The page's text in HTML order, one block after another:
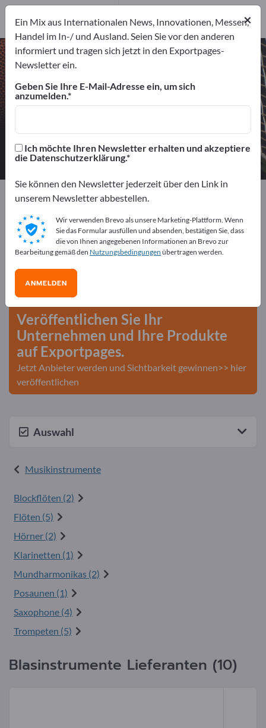
Blasinstrumente – Hersteller und
Anbieter Hersteller
3
Hersteller7
Distributoren3
Exportpages Sport & Freizeit
Kostenlos inserieren auf
Exportpages!
Bedarfe – Angebote – Gebrauchtwaren –
Veröffentlichen Sie Ihr
Unternehmen und Ihre Produkte
auf Exportpages.
Jetzt Anbieter werden und Sichtbarkeit gewinnen>> hier
veröffentlichen
Auswahl
Musikinstrumente
Blockflöten (2)
Flöten (5)
Hörner (2)
Klarinetten (1)
Mundharmonikas (2)
Posaunen (1)
Saxophone (4)
Trompeten (5)
Blasinstrumente Lieferanten (10)
×
Ein Mix aus Internationalen News, Innovationen, Messen,
Handel im In-/ und Ausland. Seien Sie vor den anderen
informiert und tragen sich jetzt in den Exportpages-
Newsletter ein.
Geben Sie Ihre E-Mail-Adresse ein, um sich
anzumelden.
Ich möchte Ihren Newsletter erhalten und akzeptiere
die Datenschutzerklärung.
Sie können den Newsletter jederzeit über den Link in
unserem Newsletter abbestellen.
Wir verwenden Brevo als unsere Marketing-Plattform. Wenn
Sie das Formular ausfüllen und absenden, bestätigen Sie, dass
die von Ihnen angegebenen Informationen an Brevo zur
Bearbeitung gemäß den Nutzungsbedingungen übertragen werden.
ANMELDEN